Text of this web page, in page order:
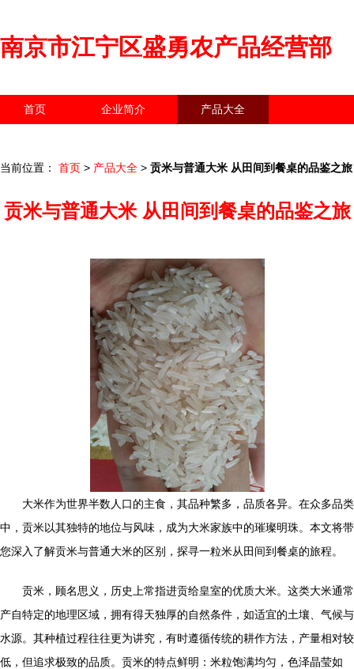
南京市江宁区盛勇农产品经营部
首页 企业简介 产品大全
当前位置： 首页 > 产品大全 > 贡米与普通大米 从田间到餐桌的品鉴之旅
贡米与普通大米 从田间到餐桌的品鉴之旅
大米作为世界半数人口的主食，其品种繁多，品质各异。在众多品类
中，贡米以其独特的地位与风味，成为大米家族中的璀璨明珠。本文将带
您深入了解贡米与普通大米的区别，探寻一粒米从田间到餐桌的旅程。
贡米，顾名思义，历史上常指进贡给皇室的优质大米。这类大米通常
产自特定的地理区域，拥有得天独厚的自然条件，如适宜的土壤、气候与
水源。其种植过程往往更为讲究，有时遵循传统的耕作方法，产量相对较
低，但追求极致的品质。贡米的特点鲜明：米粒饱满均匀，色泽晶莹如